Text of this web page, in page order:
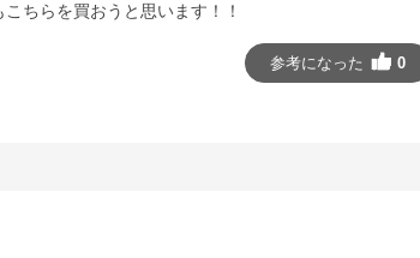
ちらを買おうと思います！！
参考になった 0